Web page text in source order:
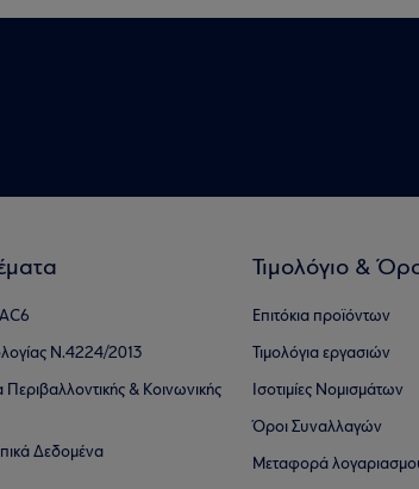
Ν.4224/2013
Περιβαλλοντικής & Κοινωνικής
Δεδομένα
Τιμολόγιο &
Επιτόκια προϊόντων
Τιμολόγια εργασιών
Ισοτιμίες Νομισμάτων
Όροι Συναλλαγών
Μεταφορά